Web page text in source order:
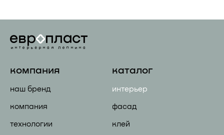
компания
наш бренд
компания
технологии
каталог
интерьер
фасад
клей